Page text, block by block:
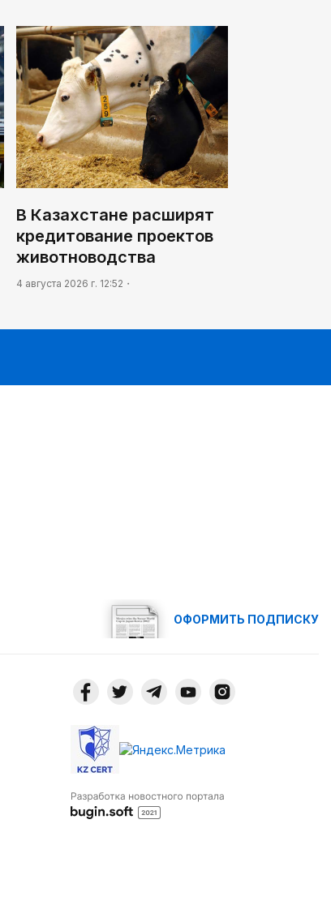
В Казахстане расширят
кредитование проектов
животноводства
4 августа 2026 г. 12:52
ОФОРМИТЬ ПОДПИСКУ